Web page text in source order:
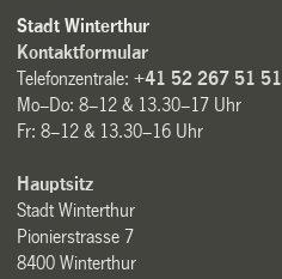
Stadt Winterthur
Kontaktformular
Telefonzentrale:+41 52 267 51 51
Mo–Do: 8–12 & 13.30–17 Uhr
Fr: 8–12 & 13.30–16 Uhr
Hauptsitz
Stadt Winterthur
Pionierstrasse 7
8400 Winterthur